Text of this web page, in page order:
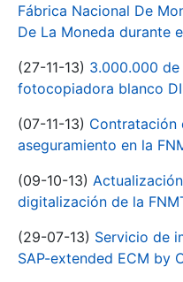
Fábrica Nacional De
De La Moneda durante
(27-11-13) 3.000.000
fotocopiadora blanco
(07-11-13) Contratación
aseguramiento en la
(09-10-13)
digitalización de la
(29-07-13) Servicio de
SAP-extended ECM by